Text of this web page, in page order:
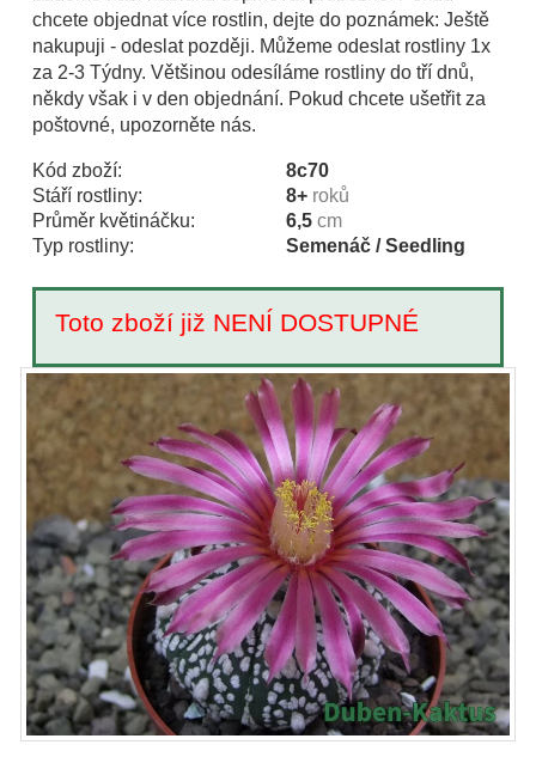
chcete objednat více rostlin, dejte do poznámek: Ještě
nakupuji - odeslat později. Můžeme odeslat rostliny 1x
za 2-3 Týdny. Většinou odesíláme rostliny do tří dnů,
někdy však i v den objednání. Pokud chcete ušetřit za
poštovné, upozorněte nás.
Kód zboží:
8c70
Stáří rostliny:
8+ roků
Průměr květináčku:
6,5 cm
Typ rostliny:
Semenáč / Seedling
Toto zboží již NENÍ DOSTUPNÉ